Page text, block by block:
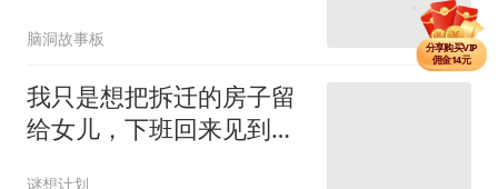
脑洞故事板
我只是想把拆迁的房子留
给女儿，下班回来见到的
谜想计划
分享单篇
佣金2.5元
分享购买VIP
佣金14元